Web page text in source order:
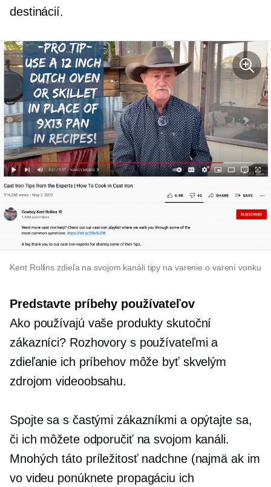
destinácií.
Kent Rollins zdieľa na svojom kanáli tipy na varenie o varení vonku
Predstavte príbehy používateľov
Ako používajú vaše produkty skutoční
zákazníci? Rozhovory s používateľmi a
zdieľanie ich príbehov môže byť skvelým
zdrojom videoobsahu.
Spojte sa s častými zákazníkmi a opýtajte sa,
či ich môžete odporučiť na svojom kanáli.
Mnohých táto príležitosť nadchne (najmä ak im
vo videu ponúknete propagáciu ich